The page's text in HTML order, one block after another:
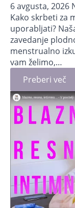
6 avgusta, 2026
Kako skrbeti za
uporabljati?⁣
zavedanje
menstrualno
vam želimo,…
Preberi več